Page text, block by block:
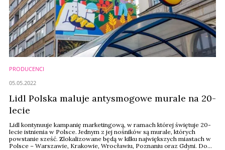
PRODUCENCI
Lidl Polska maluje antysmogowe murale na 20-
lecie
Lidl kontynuuje kampanię marketingową, w ramach której świętuje 20-
lecie istnienia w Polsce. Jednym z jej nośników są murale, których
powstanie sześć. Zlokalizowane będą w kilku największych miastach w
Polsce – Warszawie, Krakowie, Wrocławiu, Poznaniu oraz Gdyni. Do
05.05.2022